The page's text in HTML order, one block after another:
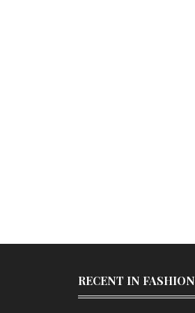
RECENT IN FASHION